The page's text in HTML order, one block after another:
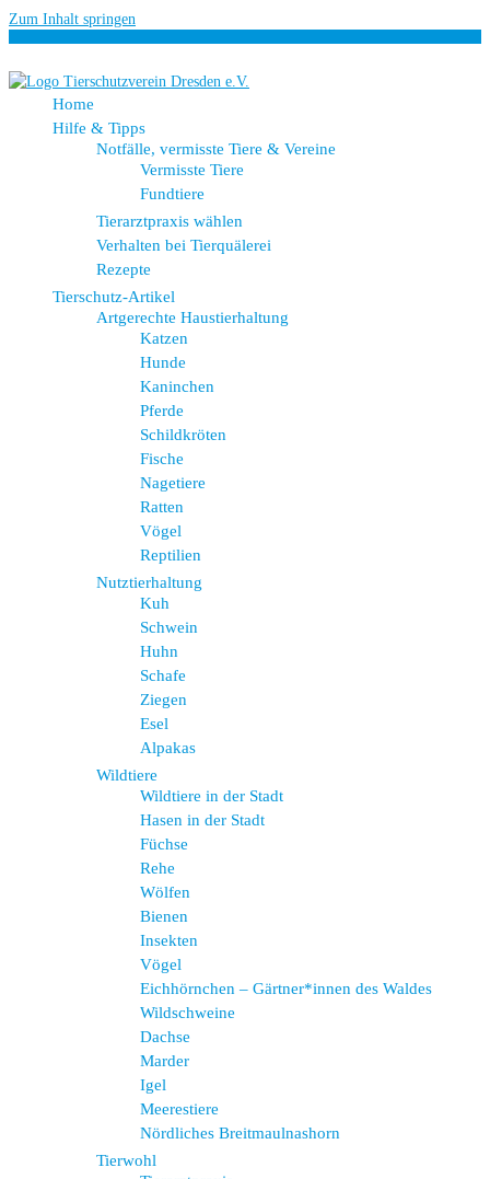
Zum Inhalt springen
Home
Hilfe & Tipps
Notfälle, vermisste Tiere & Vereine
Vermisste Tiere
Fundtiere
Tierarztpraxis wählen
Verhalten bei Tierquälerei
Rezepte
Tierschutz-Artikel
Artgerechte Haustierhaltung
Katzen
Hunde
Kaninchen
Pferde
Schildkröten
Fische
Nagetiere
Ratten
Vögel
Reptilien
Nutztierhaltung
Kuh
Schwein
Huhn
Schafe
Ziegen
Esel
Alpakas
Wildtiere
Wildtiere in der Stadt
Hasen in der Stadt
Füchse
Rehe
Wölfen
Bienen
Insekten
Vögel
Eichhörnchen – Gärtner*innen des Waldes
Wildschweine
Dachse
Marder
Igel
Meerestiere
Nördliches Breitmaulnashorn
Tierwohl